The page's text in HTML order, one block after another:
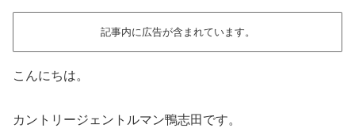
記事内に広告が含まれています。
こんにちは。
カントリージェントルマン鴨志田です。